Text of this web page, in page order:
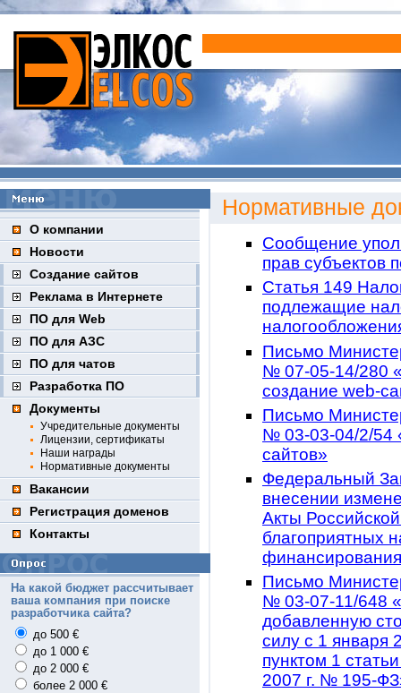
О компании
Новости
Создание сайтов
Реклама в Интернете
ПО для Web
ПО для АЗС
ПО для чатов
Разработка ПО
Документы
Учредительные документы
Лицензии, сертификаты
Наши награды
Нормативные документы
Вакансии
Регистрация доменов
Контакты
На какой бюджет рассчитывает
ваша компания при поиске
разработчика сайта?
до 500 €
до 1 000 €
до 2 000 €
более 2 000 €
Нормативные
Сообщение
прав субъектов
Статья 149
подлежащие
Письмо
№ 07-05-14/280
создание web-
Письмо
№ 03-03-04/2/54
сайтов»
Федеральный
внесении
Акты
благоприятных
Письмо
№ 03-07-11/648
добавленную
силу с 1 января
пунктом 1
2007 г. № 195-